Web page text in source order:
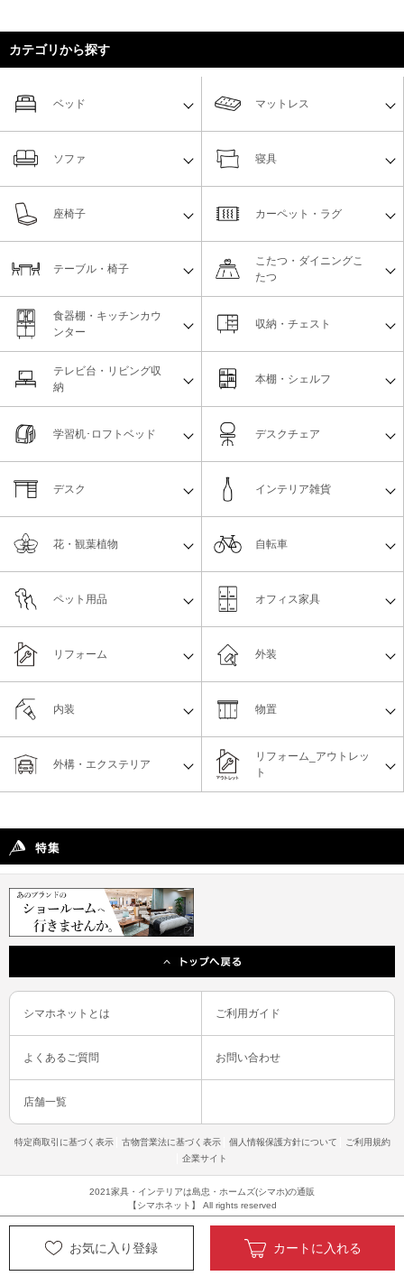
お気に入り登録 カートに入れる
カテゴリから探す
ベッド マットレス
ソファ 寝具
座椅子 カーペット・ラグ
テーブル・椅子
こたつ・ダイニングこ
たつ
食器棚・キッチンカウ
ンター
収納・チェスト
テレビ台・リビング収
納
本棚・シェルフ
学習机･ロフトベッド デスクチェア
デスク インテリア雑貨
花・観葉植物 自転車
ペット用品 オフィス家具
リフォーム
リフォーム_アウトレッ
ト
物置
外構・エクステリア
外装
内装
シマホネットとは ご利用ガイド
よくあるご質問 お問い合わせ
店舗一覧
特定商取引に基づく表示 古物営業法に基づく表示 個人情報保護方針について
ご利用規約
企業サイト
2021家具・インテリアは島忠・ホームズ(シマホ)の通販
【シマホネット】 All rights reserved